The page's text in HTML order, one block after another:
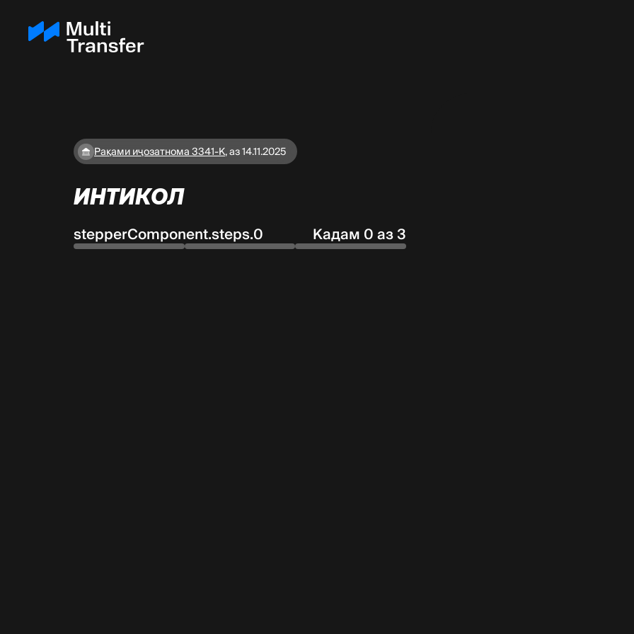
Рақами иҷозатнома 3341-K,аз 14.11.2025
ИНТИКОЛ
stepperComponent.steps.0 Кадам 0 аз 3